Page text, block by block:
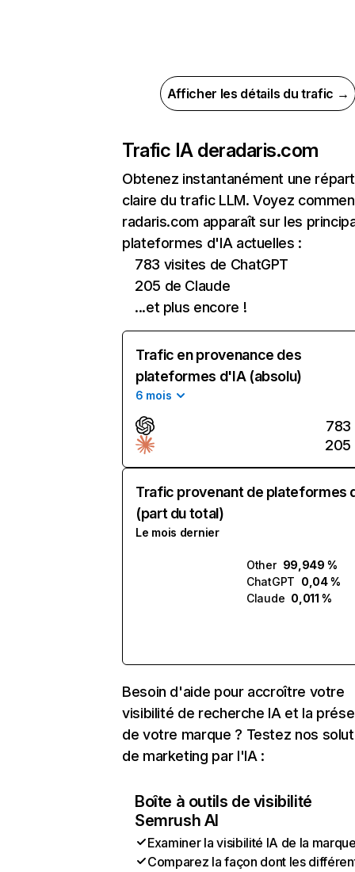
Afficher les détails du trafic →
Trafic IA deradaris.com
Obtenez instantanément une
claire du trafic LLM. Voyez
radaris.com apparaît sur les
plateformes d'IA actuelles :
783 visites de ChatGPT
205 de Claude
...et plus encore !
Trafic en provenance des
plateformes d'IA (absolu)
6 mois
783
205
Trafic provenant de plateformes
(part du total)
Le mois dernier
Other 99,949 %
ChatGPT 0,04 %
Claude 0,011 %
Besoin d'aide pour accroître votre
visibilité de recherche IA et la
de votre marque ? Testez nos
de marketing par l'IA :
Boîte à outils de visibilité
Semrush AI
Examiner la visibilité IA de la
Comparez la façon dont les